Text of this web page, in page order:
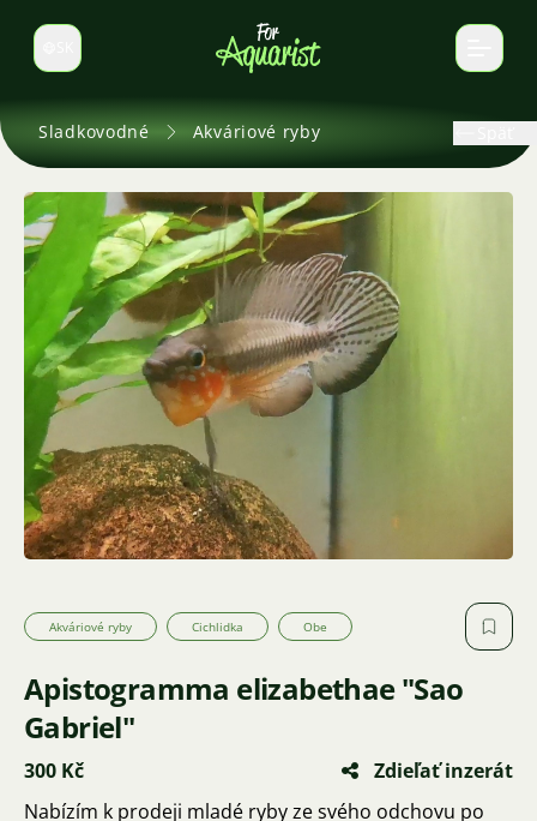
Prepnúť jazyk
Sladkovodné Akváriové ryby
Akváriové ryby Cichlidka Obe
Apistogramma elizabethae "Sao
Gabriel"
300 Kč
Zdieľať inzerát
Nabízím k prodeji mladé ryby ze svého odchovu po